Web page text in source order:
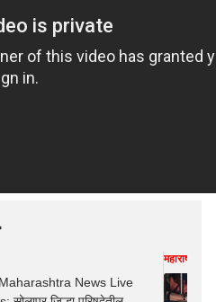
Maharashtra News Live
महाराष्ट्र